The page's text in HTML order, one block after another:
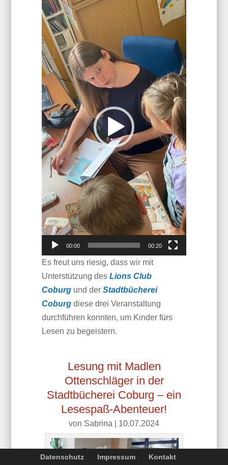
Video-
Player
00:00 00:20
Es freut uns riesig, dass wir mit
Unterstützung desLions Club
Coburg und derStadtbücherei
Coburg diese drei Veranstaltung
durchführen konnten, um Kinder fürs
Lesen zu begeistern.
Lesung mit Madlen
Ottenschläger in der
Stadtbücherei Coburg – ein
Lesespaß-Abenteuer!
von Sabrina 10.07.2024
Datenschutz Impressum Kontakt